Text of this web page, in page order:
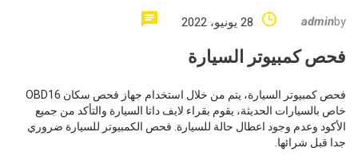
by
admin 28 يونيو، 2022
فحص كمبيوتر السيارة
فحص كمبيوتر السيارة، يتم من خلال استخدام جهاز فحص سكان OBD16
خاص بالسيارات الحديثة، يقوم بقراء لايف داتا السيارة والتأكد من جميع
الأكود وعدم وجود اعطال حالة للسيارة. فحص الكمبيوتر للسيارة ضروري
جدا قبل شرائها.